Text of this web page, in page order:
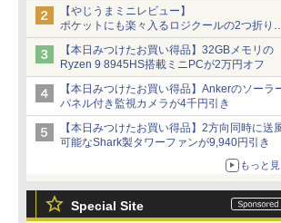
【やじうまミニレビュー】
ポケットにも楽々入るロジクールの2つ折り
ウス「Mobi Fold」。その気になるギミック
は？
【本日みつけたお買い得品】32GBメモリの
Ryzen 9 8945HS搭載ミニPCが2万円オフ
【本日みつけたお買い得品】Ankerのソーラ
パネル付き監視カメラが4千円引き
【本日みつけたお買い得品】2方向同時に送
可能なShark製タワーファンが9,940円引き
もっと
Special Site